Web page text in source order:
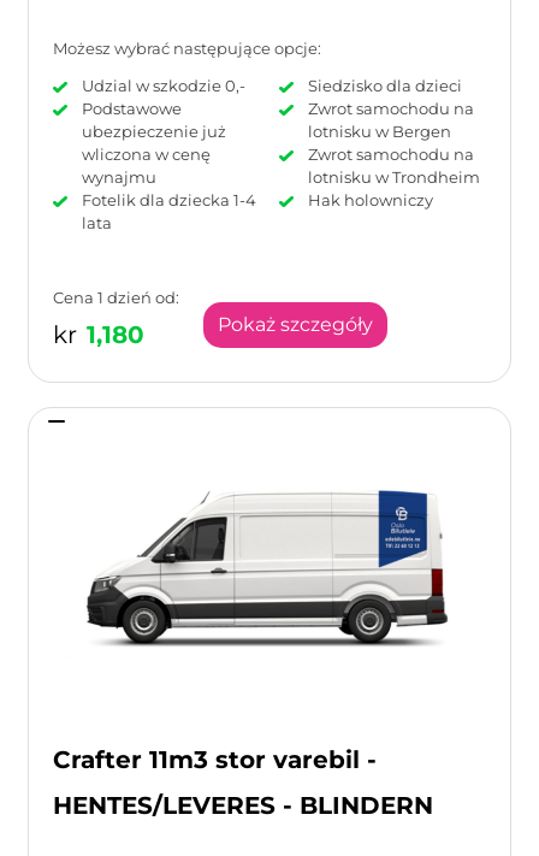
Możesz wybrać następujące opcje:
Udzial w szkodzie 0,-
Podstawowe
ubezpieczenie już
wliczona w cenę
wynajmu
Fotelik dla dziecka 1-4
lata
Siedzisko dla dzieci
Zwrot samochodu na
lotnisku w Bergen
Zwrot samochodu na
lotnisku w Trondheim
Hak holowniczy
Cena 1 dzień od:
kr 1,180 Pokaż szczegóły
Crafter 11m3 stor varebil -
HENTES/LEVERES - BLINDERN